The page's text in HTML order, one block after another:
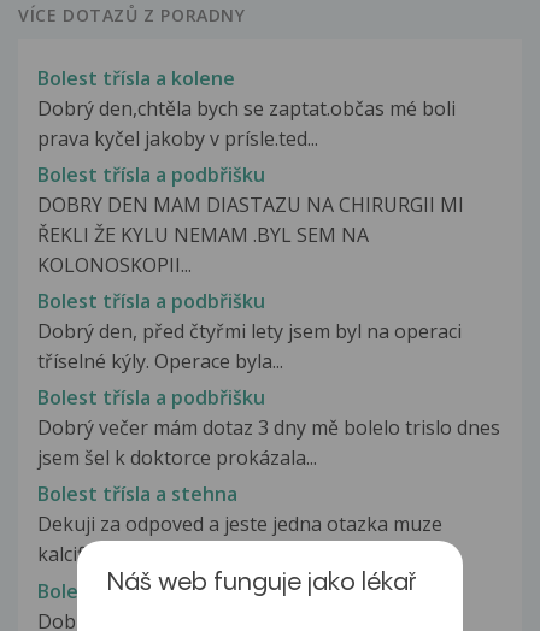
VÍCE DOTAZŮ Z PORADNY
Bolest třísla a kolene
Dobrý den,chtěla bych se zaptat.občas mé boli
prava kyčel jakoby v prísle.ted...
Bolest třísla a podbřišku
DOBRY DEN MAM DIASTAZU NA CHIRURGII MI
ŘEKLI ŽE KYLU NEMAM .BYL SEM NA
KOLONOSKOPII...
Bolest třísla a podbřišku
Dobrý den, před čtyřmi lety jsem byl na operaci
tříselné kýly. Operace byla...
Bolest třísla a podbřišku
Dobrý večer mám dotaz 3 dny mě bolelo trislo dnes
jsem šel k doktorce prokázala...
Bolest třísla a stehna
Dekuji za odpoved a jeste jedna otazka muze
kalcifikace prilater. okraji stropu...
Bolest třísla a varlete
Dobrý den, prosím Vás obracím se na Vás s
Náš web funguje jako lékař